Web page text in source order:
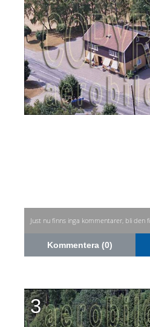
Just nu finns inga kommentarer, bli den
Kommentera (0)
3